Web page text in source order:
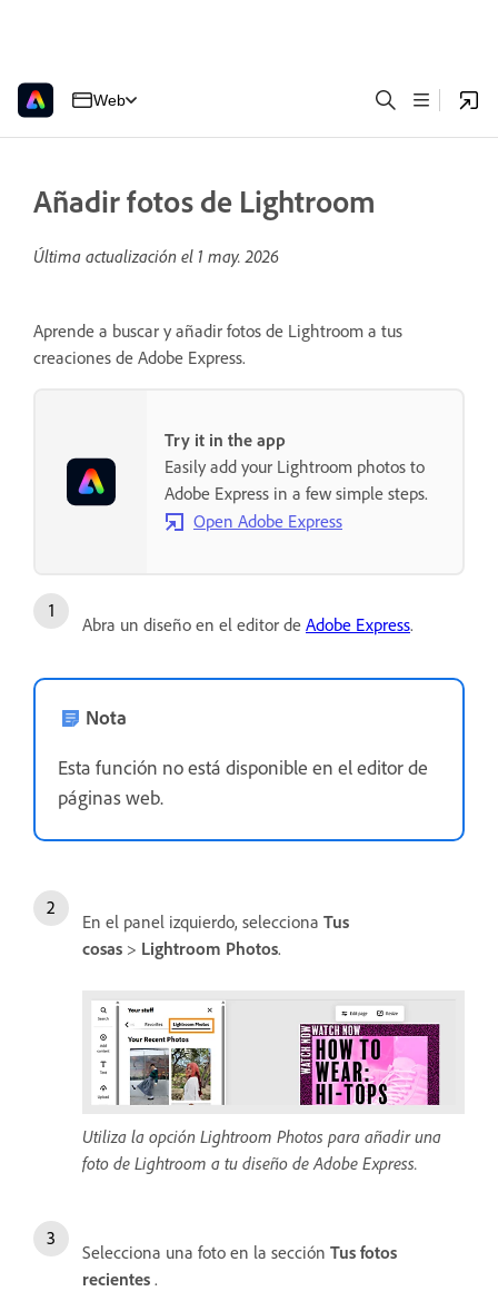
Web
Añadir fotos de Lightroom
Última actualización el 1 may. 2026
Aprende a buscar y añadir fotos de Lightroom a tus
creaciones de Adobe Express.
Try it in the app
Easily add your Lightroom photos to
Adobe Express in a few simple steps.
Open Adobe Express
Abra un diseño en el editor de Adobe Express.
Nota
Esta función no está disponible en el editor de
páginas web.
En el panel izquierdo, selecciona Tus
cosas > Lightroom Photos.
Utiliza la opción Lightroom Photos para añadir una
foto de Lightroom a tu diseño de Adobe Express.
Selecciona una foto en la sección Tus fotos
recientes .